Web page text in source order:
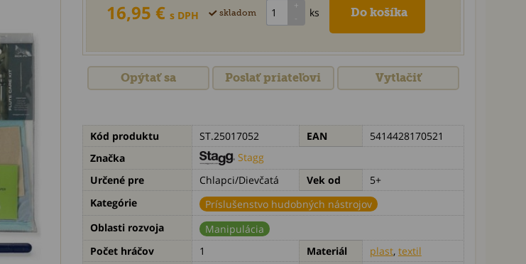
16,95 € s DPH skladom ks
Opýtať sa Poslať priateľovi Vytlačiť
Kód produktu ST.25017052 EAN
5414428170521
Značka
Stagg
Určené pre
Chlapci/Dievčatá Vek od
5+
Kategórie
Príslušenstvo hudobných nástrojov
Oblasti rozvoja
Manipulácia
Počet hráčov
1 Materiál plast, textil